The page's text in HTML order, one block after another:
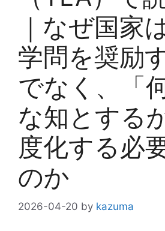
｜なぜ国家
学問を奨励
でなく、「
な知とする
度化する必
のか
2026-04-20 by kazuma